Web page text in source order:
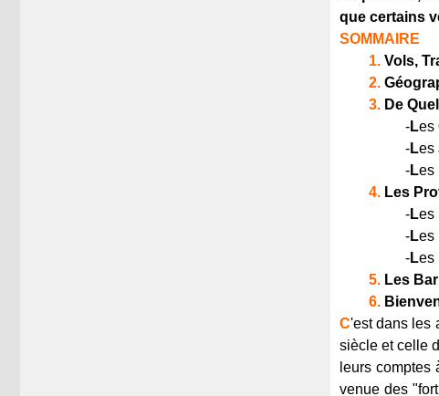
que certains
SOMMAIRE
1. Vols,
2.
3. De
-Les
-Les
-Les
4. Les
-Les
-Les
-Les
5. Les
6.
C'est dans les
siècle et celle
leurs
venue des